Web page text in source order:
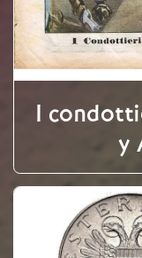
I
y